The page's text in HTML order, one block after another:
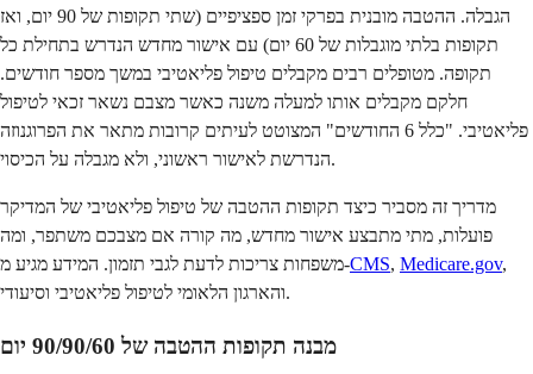
הגבלה. ההטבה מובנית בפרקי זמן ספציפיים (שתי תקופות של 90 יום, ואז
תקופות בלתי מוגבלות של 60 יום) עם אישור מחדש הנדרש בתחילת כל
תקופה. מטופלים רבים מקבלים טיפול פליאטיבי במשך מספר חודשים.
חלקם מקבלים אותו למעלה משנה כאשר מצבם נשאר זכאי לטיפול
פליאטיבי. "כלל 6 החודשים" המצוטט לעיתים קרובות מתאר את הפרוגנוזה
הנדרשת לאישור ראשוני, ולא מגבלה על הכיסוי.
מדריך זה מסביר כיצד תקופות ההטבה של טיפול פליאטיבי של המדיקר
פועלות, מתי מתבצע אישור מחדש, מה קורה אם מצבכם משתפר, ומה
משפחות צריכות לדעת לגבי תזמון. המידע מגיע מ-CMS, Medicare.gov,
והארגון הלאומי לטיפול פליאטיבי וסיעודי.
מבנה תקופות ההטבה של 90/90/60 יום